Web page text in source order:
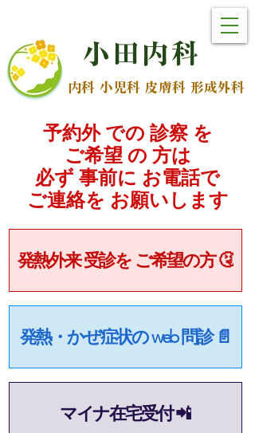
小 田 内科
内科 小児科 皮膚科 形成外科
予約外 での 診察 を
ご希望 の 方は
必ず 事前に お電話で
​ご連絡を お願いします
発熱外来 受診を ご希望の方 🤧
発熱・かぜ症状の web 問診 📄
マイナ在宅受付 📲